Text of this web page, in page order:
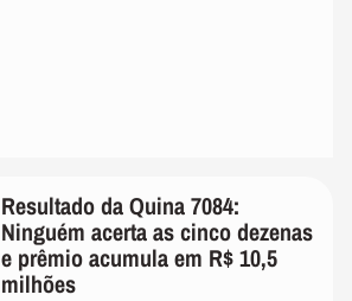
Resultado da Quina 7084:
Ninguém acerta as cinco dezenas
e prêmio acumula em R$ 10,5
milhões